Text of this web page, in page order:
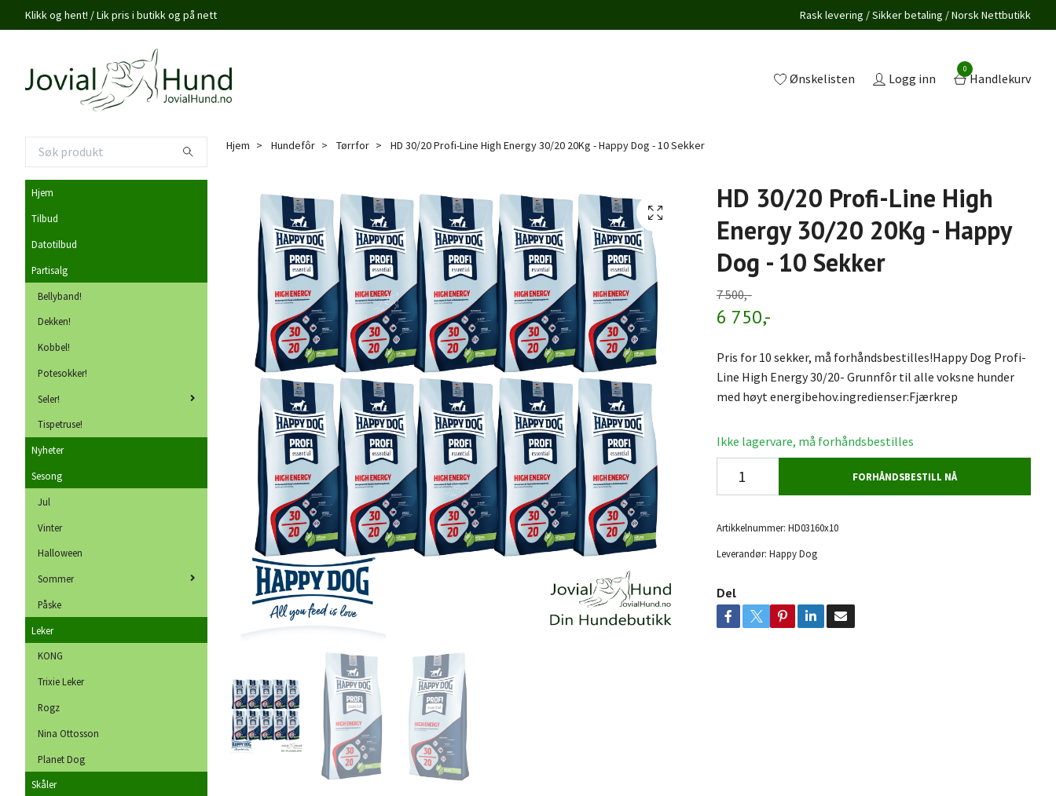
Klikk og hent! / Lik pris i butikk og på nett Rask levering / Sikker betaling / Norsk Nettbutikk
Ønskelisten Logg inn
0
Handlekurv
Hjem
Tilbud
Datotilbud
Partisalg
Bellyband!
Dekken!
Kobbel!
Potesokker!
Seler!
Tispetruse!
Nyheter
Sesong
Jul
Vinter
Halloween
Sommer
Påske
Leker
KONG
Trixie Leker
Rogz
Nina Ottosson
Planet Dog
Skåler
Hjem Hundefôr Tørrfor HD 30/20 Profi-Line High Energy 30/20 20Kg - Happy Dog - 10 Sekker
HD 30/20 Profi-Line High
Energy 30/20 20Kg - Happy
Dog - 10 Sekker
7 500,-
6 750,-
Pris for 10 sekker, må forhåndsbestilles!Happy Dog Profi-
Line High Energy 30/20- Grunnfôr til alle voksne hunder
med høyt energibehov.ingredienser:Fjærkrep
Ikke lagervare, må forhåndsbestilles
FORHÅNDSBESTILL NÅ
Artikkelnummer: HD03160x10
Leverandør: Happy Dog
Del